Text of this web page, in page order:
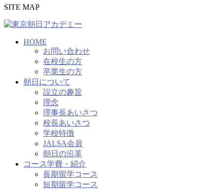
プ
SITE MAP
HOME
お問い合わせ
在校生の方
卒業生の方
朝日について
設立の趣旨
理念
理事長あいさつ
校長あいさつ
学校特徴
JALSA会員
朝日の沿革
コース学費・紹介
長期留学コース
短期留学コース